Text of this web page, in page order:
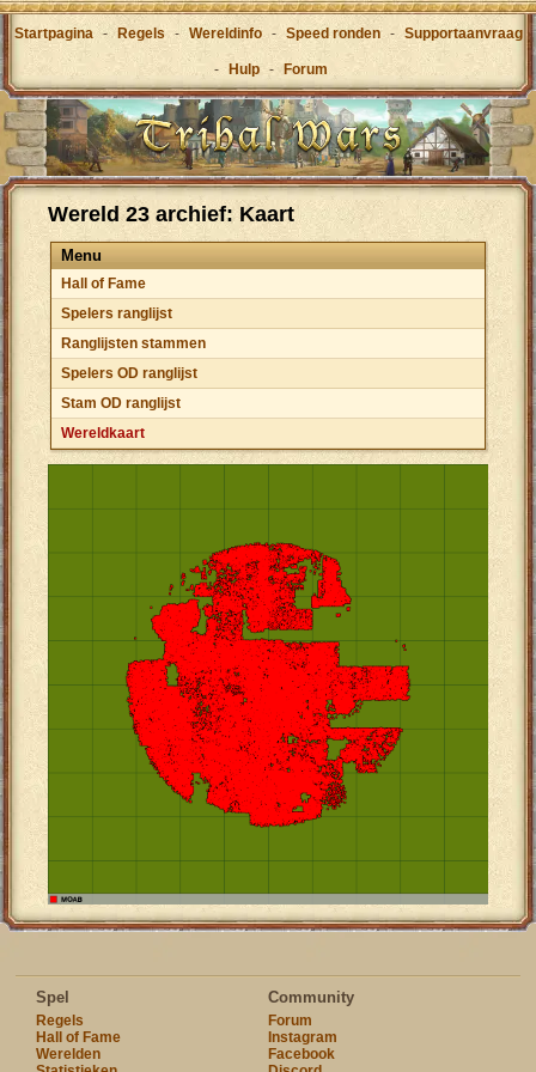
Startpagina - Regels - Wereldinfo - Speed ronden - Supportaanvraag
- Hulp - Forum
Wereld 23 archief: Kaart
Menu
Hall of Fame
Spelers ranglijst
Ranglijsten stammen
Spelers OD ranglijst
Stam OD ranglijst
Wereldkaart
Spel
Regels
Hall of Fame
Werelden
Community
Forum
Instagram
Facebook